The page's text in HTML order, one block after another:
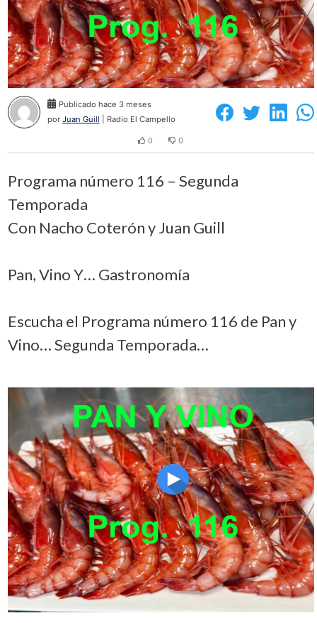
Publicado hace 3 meses
por Juan Guill | Radio El Campello
0 0
Programa número 116 – Segunda
Temporada
Con Nacho Coterón y Juan Guill
Pan, Vino Y… Gastronomía
Escucha el Programa número 116 de Pan y
Vino… Segunda Temporada…